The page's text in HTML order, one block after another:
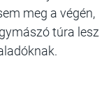
meg a végén,
túra lesz